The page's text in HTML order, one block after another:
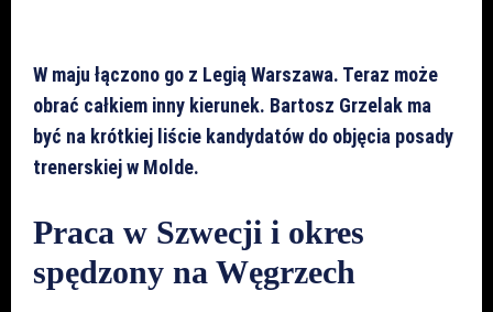
W maju łączono go z Legią Warszawa. Teraz może
obrać całkiem inny kierunek. Bartosz Grzelak ma
być na krótkiej liście kandydatów do objęcia posady
trenerskiej w Molde.
Praca w Szwecji i okres
spędzony na Węgrzech